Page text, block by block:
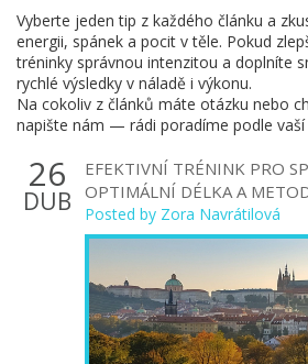
Vyberte jeden tip z každého článku a
energii, spánek a pocit v těle. Pokud
tréninky správnou intenzitou a doplníte
rychlé výsledky v náladě i výkonu.
Na cokoliv z článků máte otázku nebo
napište nám — rádi poradíme podle vaší
26
DUB
EFEKTIVNÍ TRÉNINK PRO
OPTIMÁLNÍ DÉLKA A
Posted by Zora Navrátilová